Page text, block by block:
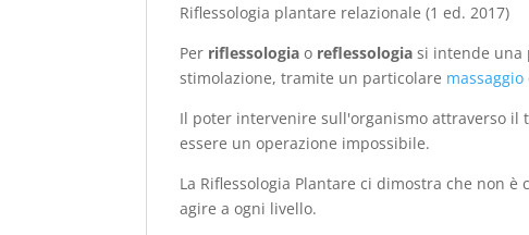
Riflessologia plantare relazionale (1 ed. 2017)
Per riflessologia o reflessologia si intende una
stimolazione, tramite un particolare massaggio
Il poter intervenire sull'organismo attraverso
essere un operazione impossibile.
La Riflessologia Plantare ci dimostra che non è
agire a ogni livello.